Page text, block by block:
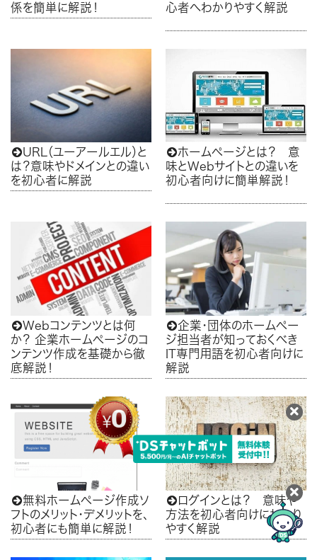
係を簡単に解説！
心者へわかりやすく解説
URL（ユーアールエル）と
は？意味やドメインとの違い
を初心者に解説
ホームページとは？ 意
味とWebサイトとの違いを
初心者向けに簡単解説！
Webコンテンツとは何
か？ 企業ホームぺージのコ
ンテンツ作成を基礎から徹
底解説！
企業・団体のホームペー
ジ担当者が知っておくべき
IT専門用語を初心者向けに
解説
無料ホームページ作成ソ
フトのメリット・デメリットを、
初心者にも簡単に解説！
 ログインとは？ 意味や
方法を初心者向けにわかり
やすく解説